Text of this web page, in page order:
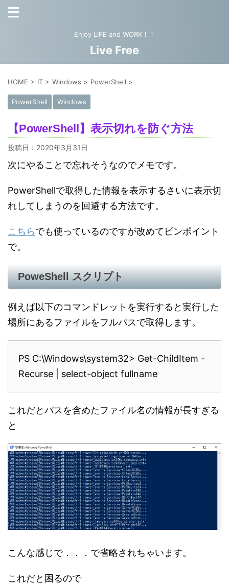
Enjoy LIFE and WORK！！
Live Free
HOME > IT > Windows > PowerShell >
PowerShell Windows
【PowerShell】表示切れを防ぐ方法
投稿日： 2020年3月31日
次にやることで忘れそうなのでメモです。
PowerShellで取得した情報を表示するさいに表示切
れしてしまうのを回避する方法です。
こちらでも使っているのですが改めてピンポイント
で。
PoweShell スクリプト
例えば以下のコマンドレットを実行すると実行した
場所にあるファイルをフルパスで取得します。
PS C:\Windows\system32> Get-ChildItem -
Recurse | select-object fullname
これだとパスを含めたファイル名の情報が長すぎる
と
こんな感じで．．．で省略されちゃいます。
これだと困るので